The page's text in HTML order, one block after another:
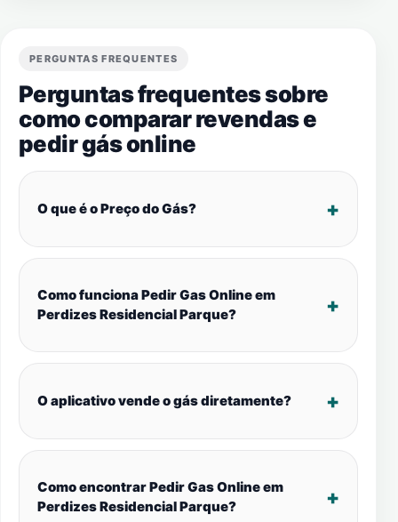
PERGUNTAS FREQUENTES
Perguntas frequentes sobre
como comparar revendas e
pedir gás online
O que é o Preço do Gás?
Como funciona Pedir Gas Online em
Perdizes Residencial Parque?
O aplicativo vende o gás diretamente?
Como encontrar Pedir Gas Online em
Perdizes Residencial Parque?